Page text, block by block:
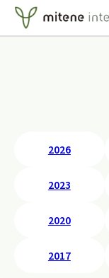
2026
2023
2020
2017